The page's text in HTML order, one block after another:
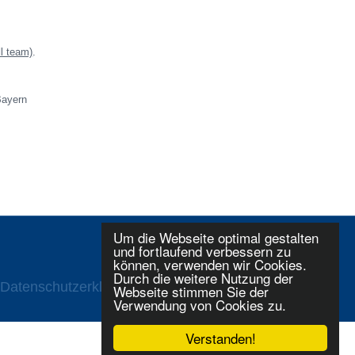
Verstanden!
Um die Webseite optimal gestalten
und fortlaufend verbessern zu
können, verwenden wir Cookies.
Durch die weitere Nutzung der
Webseite stimmen Sie der
Verwendung von Cookies zu.
team).
Datenschutzerklaerung Login